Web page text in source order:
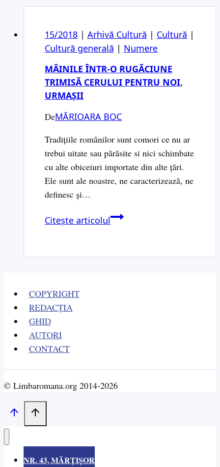
15/2018 | Arhivă Cultură | Cultură |
Cultură generală | Numere
MÂINILE ÎNTR-O RUGĂCIUNE
TRIMISĂ CERULUI PENTRU NOI,
URMAȘII
DeMĂRIOARA BOC
Tradițiile românilor sunt comori ce nu ar
trebui uitate sau părăsite si nici schimbate
cu alte obiceiuri importate din alte țări.
Ele sunt ale noastre, ne caracterizează, ne
definesc și…
Citește articolulMÂINILE
RUGĂCIUNE
COPYRIGHT
REDACȚIA
GHID
AUTORI
CONTACT
© Limbaromana.org 2014-2026
NR. 43, MĂRȚIȘOR